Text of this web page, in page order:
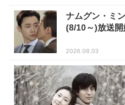
ナムグン・ミ
(8/10～)放送
2026.08.03